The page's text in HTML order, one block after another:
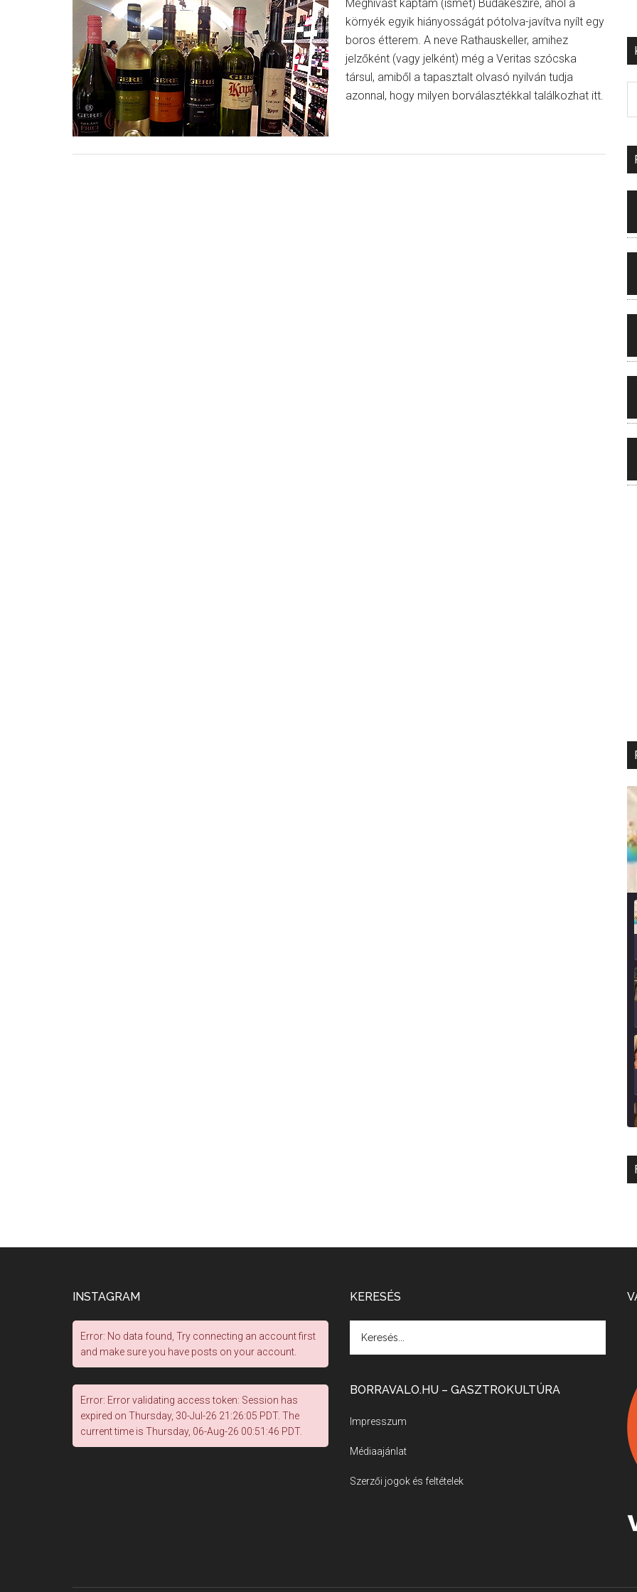
Meghívást kaptam (ismét) Budakeszire, ahol a
környék egyik hiányosságát pótolva-javítva nyílt egy
boros étterem. A neve Rathauskeller, amihez
jelzőként (vagy jelként) még a Veritas szócska
társul, amiből a tapasztalt olvasó nyilván tudja
azonnal, hogy milyen borválasztékkal találkozhat itt.
INSTAGRAM
Error: No data found, Try connecting an account first
and make sure you have posts on your account.
Error: Error validating access token: Session has
expired on Thursday, 30-Jul-26 21:26:05 PDT. The
current time is Thursday, 06-Aug-26 00:51:46 PDT.
KERESÉS
BORRAVALO.HU – GASZTROKULTÚRA
Impresszum
Médiaajánlat
Szerzői jogok és feltételek